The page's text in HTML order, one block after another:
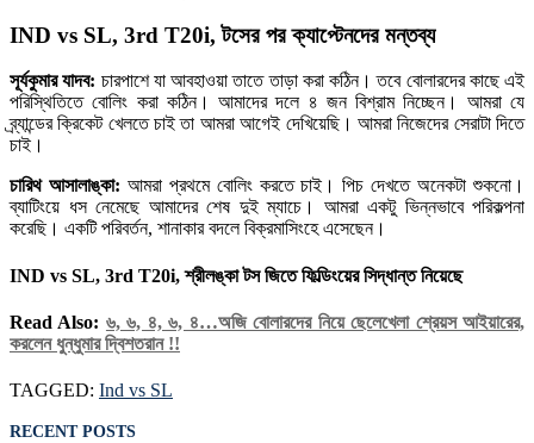
IND vs SL, 3rd T20i, টসের পর ক্যাপ্টেনদের মন্তব্য
সূর্যকুমার যাদব: চারপাশে যা আবহাওয়া তাতে তাড়া করা কঠিন। তবে বোলারদের কাছে এই
পরিস্থিতিতে বোলিং করা কঠিন। আমাদের দলে ৪ জন বিশ্রাম নিচ্ছেন। আমরা যে
ব্র্যান্ডের ক্রিকেট খেলতে চাই তা আমরা আগেই দেখিয়েছি। আমরা নিজেদের সেরাটা দিতে
চাই।
চারিথ আসালাঙ্কা: আমরা প্রথমে বোলিং করতে চাই। পিচ দেখতে অনেকটা শুকনো।
ব্যাটিংয়ে ধস নেমেছে আমাদের শেষ দুই ম্যাচে। আমরা একটু ভিন্নভাবে পরিকল্পনা
করেছি। একটি পরিবর্তন, শানাকার বদলে বিক্রমাসিংহে এসেছেন।
IND vs SL, 3rd T20i, শ্রীলঙ্কা টস জিতে ফিল্ডিংয়ের সিদ্ধান্ত নিয়েছে
Read Also: ৬, ৬, ৪, ৬, ৪…অজি বোলারদের নিয়ে ছেলেখেলা শ্রেয়স আইয়ারের,
করলেন ধুন্ধুমার দ্বিশতরান !!
TAGGED: Ind vs SL
RECENT POSTS